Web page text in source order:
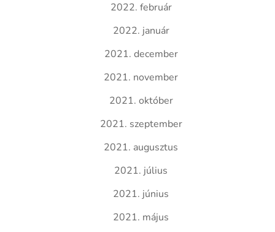
2022. február
2022. január
2021. december
2021. november
2021. október
2021. szeptember
2021. augusztus
2021. július
2021. június
2021. május